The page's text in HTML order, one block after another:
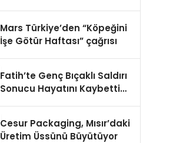
Mars Türkiye’den “Köpeğini
İşe Götür Haftası” çağrısı
Fatih’te Genç Bıçaklı Saldırı
Sonucu Hayatını Kaybetti
Cesur Packaging, Mısır’daki
Üretim Üssünü Büyütüyor